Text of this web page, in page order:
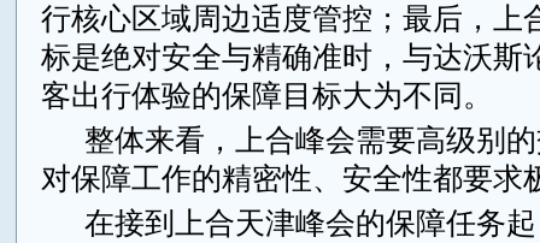
行核心区域周边适度管控；最后，上
标是绝对安全与精确准时，与达沃斯
客出行体验的保障目标大为不同。
整体来看，上合峰会需要高级别
对保障工作的精密性、安全性都要求
在接到上合天津峰会的保障任务